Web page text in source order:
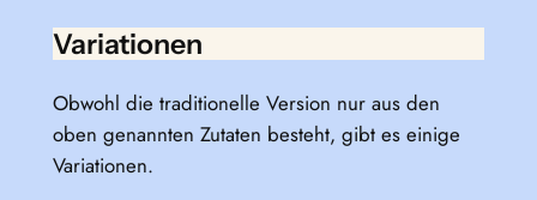
Variationen
Obwohl die traditionelle Version nur aus den
oben genannten Zutaten besteht, gibt es einige
Variationen.